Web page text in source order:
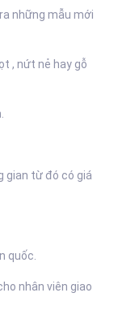
những mẫu mới
, nứt nẻ hay gỗ
gian từ đó có giá
quốc.
nhân viên giao